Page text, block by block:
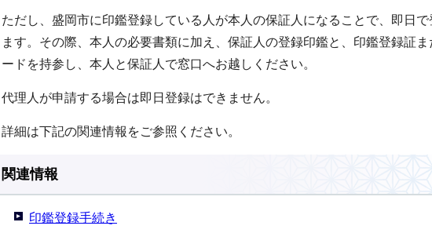
ただし、盛岡市に印鑑登録している人が本人の保証人になることで、即日で
ます。その際、本人の必要書類に加え、保証人の登録印鑑と、印鑑登録証
ードを持参し、本人と保証人で窓口へお越しください。
代理人が申請する場合は即日登録はできません。
詳細は下記の関連情報をご参照ください。
関連情報
印鑑登録手続き